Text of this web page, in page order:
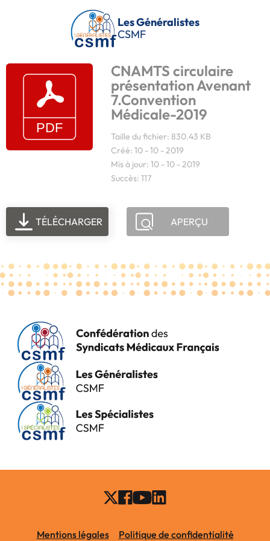
Passer au contenu principal
Les Généralistes
CSMF
CNAMTS circulaire
présentation Avenant
7.Convention
Médicale-2019
Taille du fichier: 830.43 KB
Créé: 10 - 10 - 2019
Mis à jour: 10 - 10 - 2019
Succès: 117
TÉLÉCHARGER APERÇU
Mentions légales Politique de confidentialité